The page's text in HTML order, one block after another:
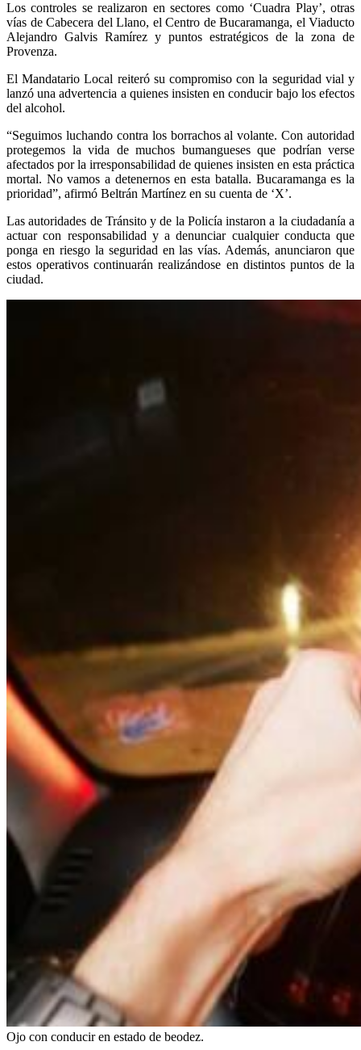
Los controles se realizaron en sectores como ‘Cuadra Play’, otras
vías de Cabecera del Llano, el Centro de Bucaramanga, el Viaducto
Alejandro Galvis Ramírez y puntos estratégicos de la zona de
Provenza.
El Mandatario Local reiteró su compromiso con la seguridad vial y
lanzó una advertencia a quienes insisten en conducir bajo los efectos
del alcohol.
“Seguimos luchando contra los borrachos al volante. Con autoridad
protegemos la vida de muchos bumangueses que podrían verse
afectados por la irresponsabilidad de quienes insisten en esta práctica
mortal. No vamos a detenernos en esta batalla. Bucaramanga es la
prioridad”, afirmó Beltrán Martínez en su cuenta de ‘X’.
Las autoridades de Tránsito y de la Policía instaron a la ciudadanía a
actuar con responsabilidad y a denunciar cualquier conducta que
ponga en riesgo la seguridad en las vías. Además, anunciaron que
estos operativos continuarán realizándose en distintos puntos de la
ciudad.
Ojo con conducir en estado de beodez.